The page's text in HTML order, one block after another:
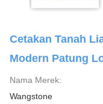
Cetakan Tanah
Modern Patung
Nama Merek:
Wangstone